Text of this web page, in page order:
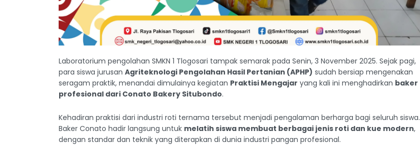
Laboratorium pengolahan SMKN 1 Tlogosari tampak semarak pada Senin, 3 November 2025. Sejak pagi,
para siswa jurusan Agriteknologi Pengolahan Hasil Pertanian (APHP) sudah bersiap mengenakan
seragam praktik, menandai dimulainya kegiatan Praktisi Mengajar yang kali ini menghadirkan baker
profesional dari Conato Bakery Situbondo.
Kehadiran praktisi dari industri roti ternama tersebut menjadi pengalaman berharga bagi seluruh siswa.
Baker Conato hadir langsung untuk melatih siswa membuat berbagai jenis roti dan kue modern,
dengan standar dan teknik yang diterapkan di dunia industri pangan profesional.